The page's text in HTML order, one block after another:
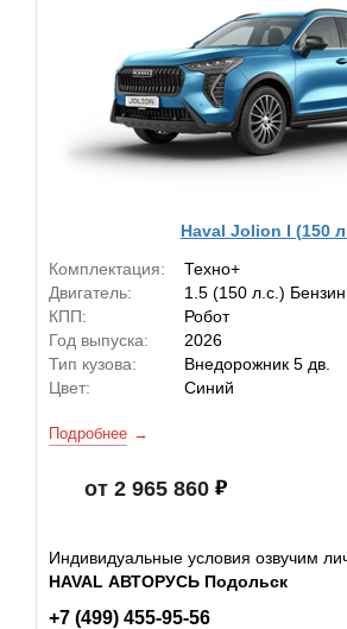
Haval Jolion I (150
Комплектация:
Техно+
Двигатель:
1.5 (150 л.с.) Бензин
КПП:
Робот
Год выпуска:
2026
Тип кузова:
Внедорожник 5 дв.
Цвет:
Синий
Подробнее
от 2 965 860
Индивидуальные условия озвучим
HAVAL АВТОРУСЬ Подольск
+7 (499) 455-95-56